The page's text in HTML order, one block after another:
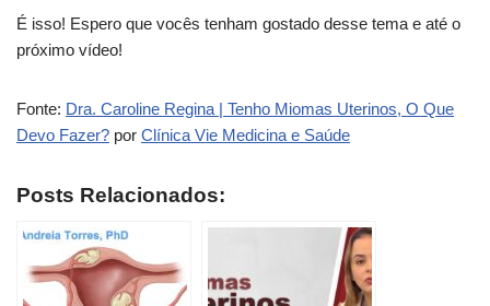
É isso! Espero que vocês tenham gostado desse tema e até o
próximo vídeo!
Fonte: Dra. Caroline Regina | Tenho Miomas Uterinos, O Que
Devo Fazer? por Clínica Vie Medicina e Saúde
Posts Relacionados: